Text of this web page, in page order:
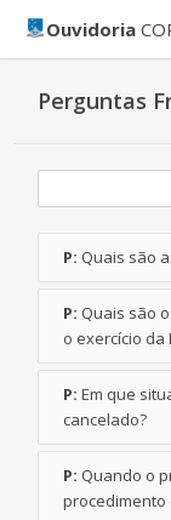
Ouvidoria
Perguntas
P: Quais são
P: Quais são
o exercício da
P: Em que
cancelado?
P: Quando o
procedimento